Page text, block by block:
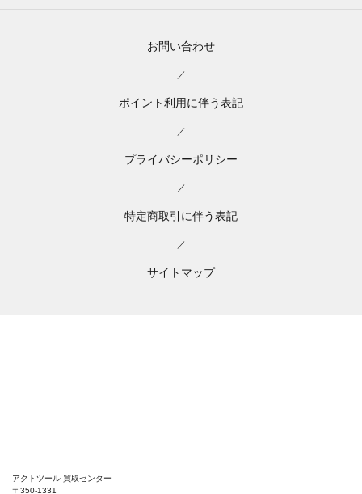
お問い合わせ
／
ポイント利用に伴う表記
／
プライバシーポリシー
／
特定商取引に伴う表記
／
サイトマップ
アクトツール 買取センター
〒350-1331